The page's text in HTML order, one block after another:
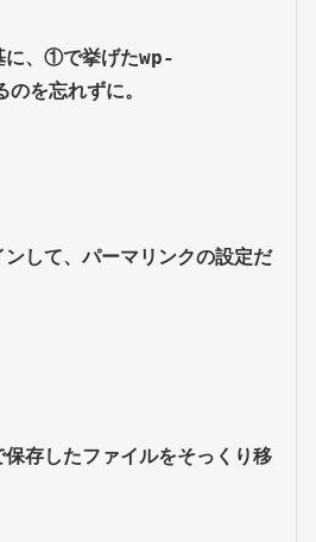
に、①で挙げたwp-
を忘れずに。
して、パーマリンクの設定だ
存したファイルをそっくり移